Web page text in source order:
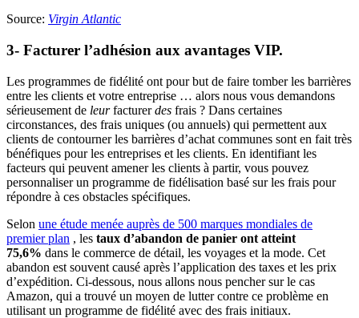
Source: Virgin Atlantic
3- Facturer l’adhésion aux avantages VIP.
Les programmes de fidélité ont pour but de faire tomber les barrières
entre les clients et votre entreprise … alors nous vous demandons
sérieusement de leurfacturerdes frais ? Dans certaines
circonstances, des frais uniques (ou annuels) qui permettent aux
clients de contourner les barrières d’achat communes sont en fait très
bénéfiques pour les entreprises et les clients. En identifiant les
facteurs qui peuvent amener les clients à partir, vous pouvez
personnaliser un programme de fidélisation basé sur les frais pour
répondre à ces obstacles spécifiques.
Selon une étude menée auprès de 500 marques mondiales de
premier plan , les taux d’abandon de panier ont atteint
75,6% dans le commerce de détail, les voyages et la mode. Cet
abandon est souvent causé après l’application des taxes et les prix
d’expédition. Ci-dessous, nous allons nous pencher sur le cas
Amazon, qui a trouvé un moyen de lutter contre ce problème en
utilisant un programme de fidélité avec des frais initiaux.